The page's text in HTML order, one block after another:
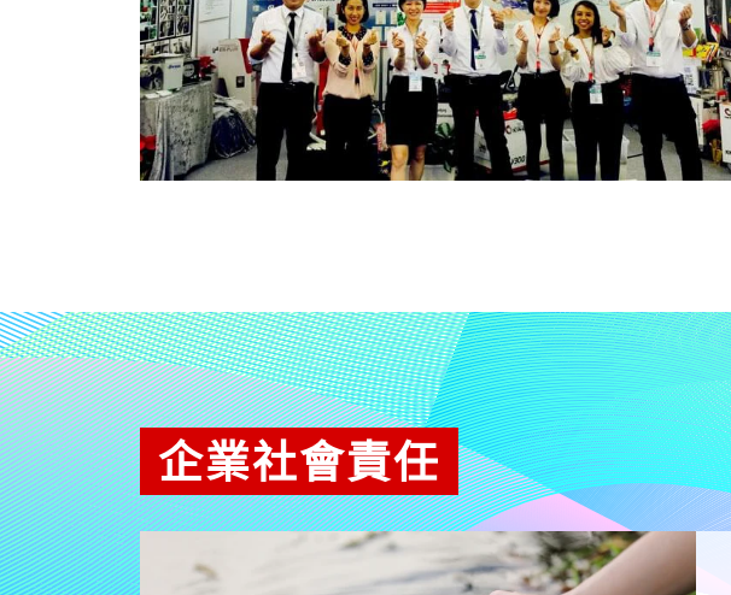
企業社會責任